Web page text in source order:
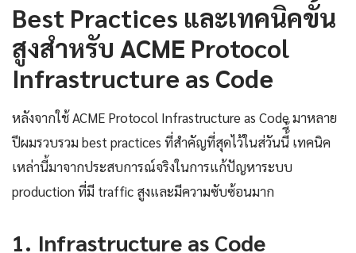
Best Practices และเทคนิคขั้น
สูงสำหรับ ACME Protocol
Infrastructure as Code
หลังจากใช้ ACME Protocol Infrastructure as Code มาหลาย
ปีผมรวบรวม best practices ที่สำคัญที่สุดไว้ในส่วันนี้ี้ เทคนิค
เหล่านี้มาจากประสบการณ์จริงในการแก้ปัญหาระบบ
production ที่มี traffic สูงและมีความซับซ้อนมาก
1. Infrastructure as Code